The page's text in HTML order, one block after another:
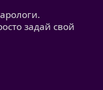
задай свой